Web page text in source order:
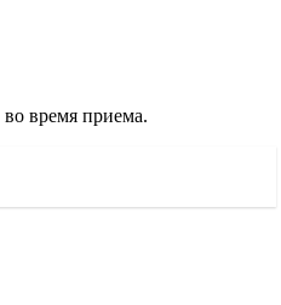
время приема.